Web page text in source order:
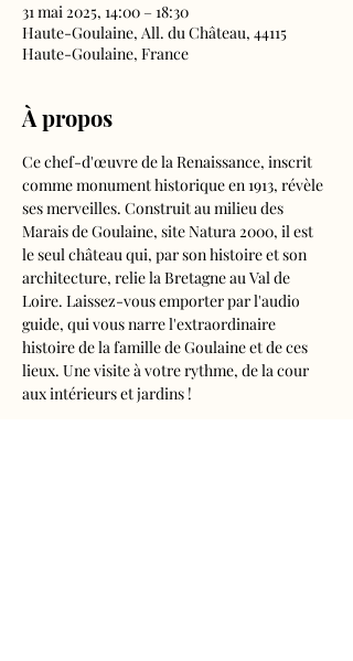
31 mai 2025, 14:00 – 18:30
Haute-Goulaine, All. du Château, 44115
Haute-Goulaine, France
À propos
Ce chef-d'œuvre de la Renaissance, inscrit
comme monument historique en 1913, révèle
ses merveilles. Construit au milieu des
Marais de Goulaine, site Natura 2000, il est
le seul château qui, par son histoire et son
architecture, relie la Bretagne au Val de
Loire. Laissez-vous emporter par l'audio
guide, qui vous narre l'extraordinaire
histoire de la famille de Goulaine et de ces
lieux. Une visite à votre rythme, de la cour
aux intérieurs et jardins !